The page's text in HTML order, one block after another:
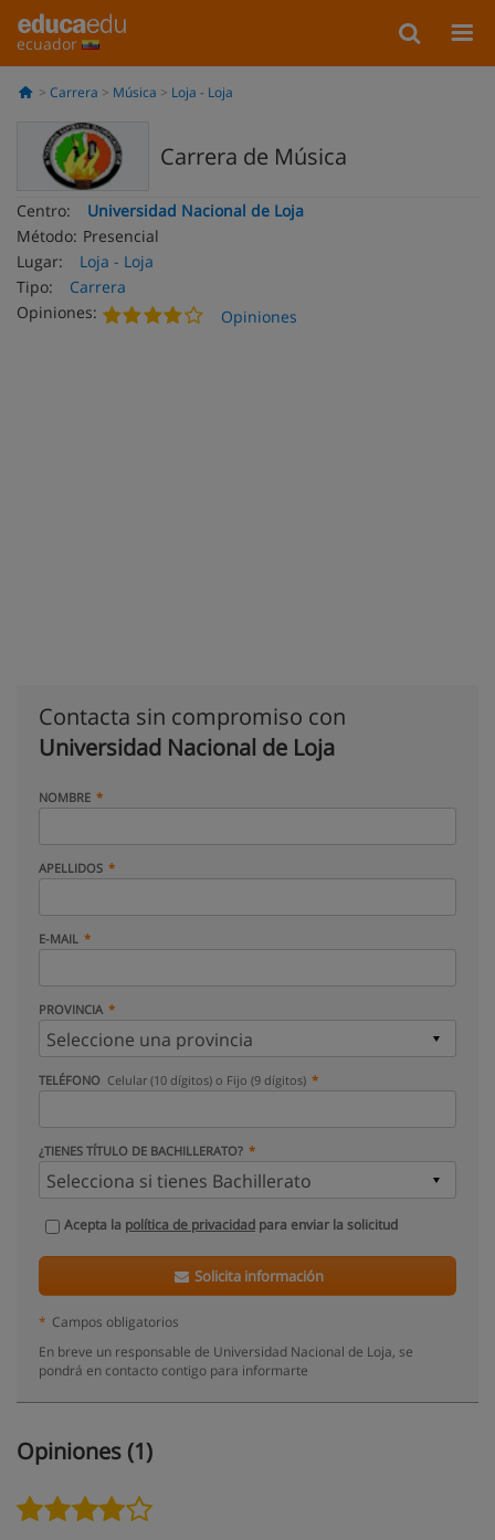
ecuador
Carrera Música Loja - Loja
Carrera de Música
Centro:
Universidad Nacional de Loja
Método: Presencial
Lugar:
Loja - Loja
Tipo:
Carrera
Opiniones:
Opiniones
Contacta sin compromiso con
Universidad Nacional de Loja
NOMBRE
APELLIDOS
E-MAIL
PROVINCIA
TELÉFONO Celular (10 dígitos) o Fijo (9 dígitos)
¿TIENES TÍTULO DE BACHILLERATO?
Acepta la política de privacidad para enviar la solicitud
Solicita información
* Campos obligatorios
En breve un responsable de Universidad Nacional de Loja, se
pondrá en contacto contigo para informarte
Opiniones (1)